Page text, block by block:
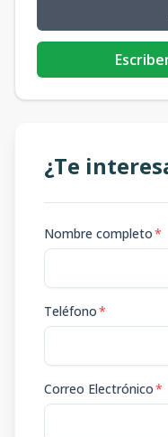
¿Te
Nombre completo*
Teléfono*
Correo Electrónico*